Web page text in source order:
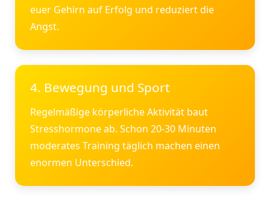
euer Gehirn auf Erfolg und reduziert die
Angst.
4. Bewegung und Sport
Regelmäßige körperliche Aktivität baut
Stresshormone ab. Schon 20-30 Minuten
moderates Training täglich machen einen
enormen Unterschied.